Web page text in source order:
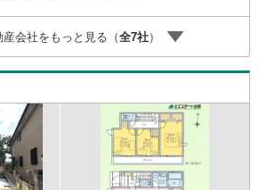
軽にご相談ください。■電車でお越しのお客
所沢駅」西口より徒歩5分■お車でお越しの
駐車場がございますので弊社営業スタッフ
さい。
会社をもっと見る（全7社）